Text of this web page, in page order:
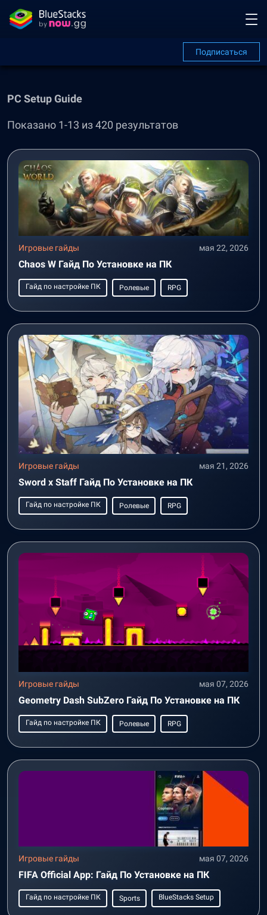
Подписаться
PC Setup Guide
Показано 1-13 из 420 результатов
Игровые гайды мая 22, 2026
Chaos W Гайд По Установке на ПК
Гайд по настройке ПК Ролевые RPG
Игровые гайды мая 21, 2026
Sword x Staff Гайд По Установке на ПК
Гайд по настройке ПК Ролевые RPG
Игровые гайды мая 07, 2026
Geometry Dash SubZero Гайд По Установке на ПК
Гайд по настройке ПК Ролевые RPG
Игровые гайды мая 07, 2026
FIFA Official App: Гайд По Установке на ПК
Гайд по настройке ПК Sports BlueStacks Setup